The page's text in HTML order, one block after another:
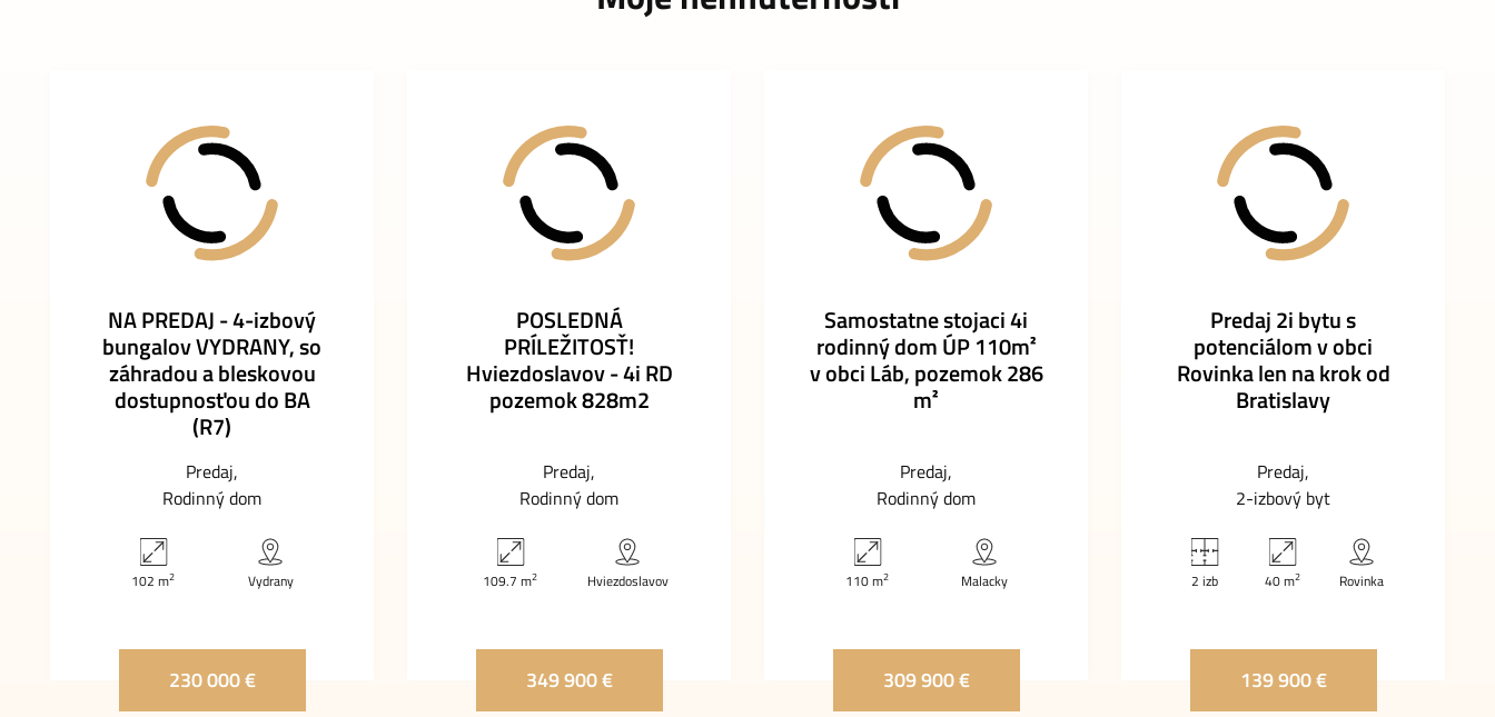
NA PREDAJ - 4-izbový
bungalov VYDRANY, so
záhradou a bleskovou
dostupnosťou do BA
(R7)
Predaj
Rodinný dom
102 m2 Vydrany
230 000 €
POSLEDNÁ
PRÍLEŽITOSŤ!
Hviezdoslavov - 4i RD
pozemok 828m2
Predaj
Rodinný dom
109.7 m2 Hviezdoslavov
349 900 €
Samostatne stojaci 4i
rodinný dom ÚP 110m²
v obci Láb, pozemok 286
m²
Predaj
Rodinný dom
110 m2 Malacky
309 900 €
Predaj 2i bytu s
potenciálom v obci
Rovinka len na krok od
Bratislavy
Predaj
2-izbový byt
2 izb 40 m2 Rovinka
139 900 €